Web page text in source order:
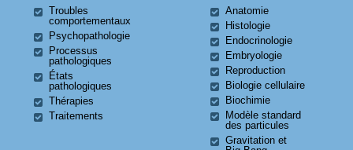
Troubles
comportementaux
Psychopathologie
Processus
pathologiques
États
pathologiques
Thérapies
Traitements
Anatomie
Histologie
Endocrinologie
Embryologie
Reproduction
Biologie cellulaire
Biochimie
Modèle standard
des particules
Gravitation et